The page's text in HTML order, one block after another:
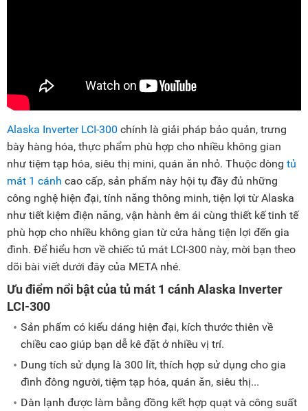
Alaska Inverter LCI-300 chính là giải pháp bảo quản, trưng
bày hàng hóa, thực phẩm phù hợp cho nhiều không gian
như tiệm tạp hóa, siêu thị mini, quán ăn nhỏ. Thuộc dòng tủ
mát 1 cánh cao cấp, sản phẩm này hội tụ đầy đủ những
công nghệ hiện đại, tính năng thông minh, tiện lợi từ Alaska
như tiết kiệm điện năng, vận hành êm ái cùng thiết kế tinh tế
phù hợp cho nhiều không gian từ cửa hàng tiện lợi đến gia
đình. Để hiểu hơn về chiếc tủ mát LCI-300 này, mời bạn theo
dõi bài viết dưới đây của META nhé.
Ưu điểm nổi bật của tủ mát 1 cánh Alaska Inverter
LCI-300
Sản phẩm có kiểu dáng hiện đại, kích thước thiên về
chiều cao giúp bạn dễ kê đặt ở nhiều vị trí.
Dung tích sử dụng là 300 lít, thích hợp sử dụng cho gia
đình đông người, tiệm tạp hóa, quán ăn, siêu thị...
Dàn lạnh được làm bằng đồng kết hợp quạt và công suất